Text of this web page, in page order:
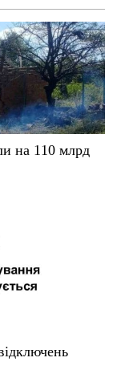
на 110 млрд